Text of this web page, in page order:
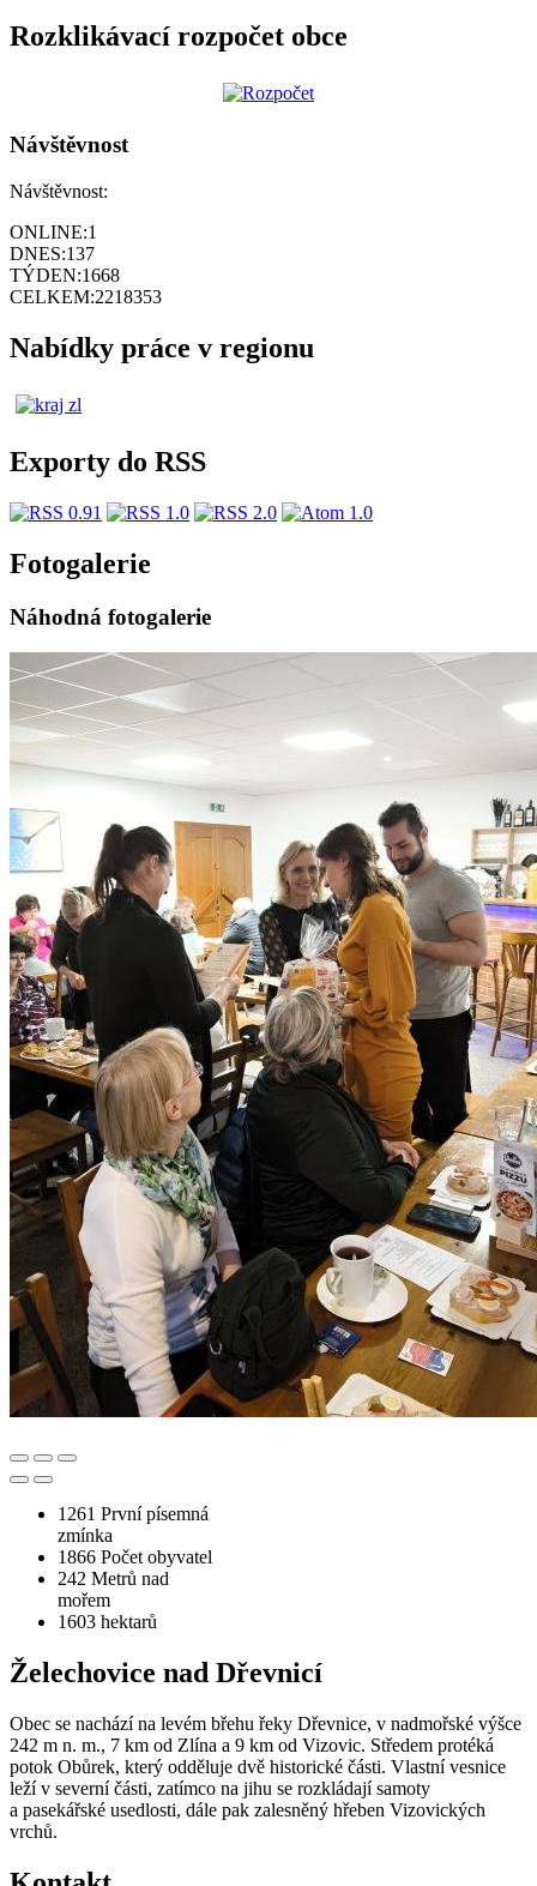
Rozklikávací rozpočet obce
Návštěvnost
Návštěvnost:
ONLINE:1
DNES:137
TÝDEN:1668
CELKEM:2218353
Nabídky práce v regionu
Exporty do RSS
Fotogalerie
Náhodná fotogalerie
1261 První písemná
zmínka
1866 Počet obyvatel
242 Metrů nad
mořem
1603 hektarů
Želechovice nad Dřevnicí
Obec se nachází na levém břehu řeky Dřevnice, v nadmořské výšce
242 m n. m., 7 km od Zlína a 9 km od Vizovic. Středem protéká
potok Obůrek, který odděluje dvě historické části. Vlastní vesnice
leží v severní části, zatímco na jihu se rozkládají samoty
a pasekářské usedlosti, dále pak zalesněný hřeben Vizovických
vrchů.